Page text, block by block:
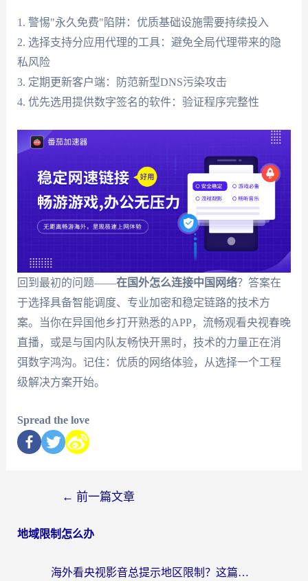
1. 警惕"永久免费"陷阱：优质基础设施需要持续投入
2. 选择支持分应用代理的工具：避免全局代理带来的隐
私风险
3. 定期更新客户端：防范新型DNS污染攻击
4. 优先选用提供数字签名的软件：验证程序完整性
回到最初的问题——在国外怎么连接中国网络？答案在
于选择具备智能调度、专业加密和稳定链路的技术方
案。当你在异国他乡打开熟悉的APP，流畅观看央视春晚
直播，或是与国内队友畅快开黑时，技术的力量正在消
弭数字鸿沟。记住：优质的网络体验，从选择一个工程
级解决方案开始。
Spread the love
← 前一篇文章
地域限制怎么办
海外看央视影音总提示地区限制？这篇教你选对回国加速器，流畅追剧不踩坑